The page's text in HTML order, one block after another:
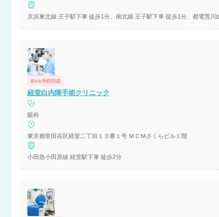
京浜東北線 王子駅下車 徒歩1分、南北線 王子駅下車 徒歩1分、都電荒川
Web予約対応
経堂白内障手術クリニック
眼科
東京都世田谷区経堂二丁目１３番１号 ＭＣＭさくらビル１階
小田急小田原線 経堂駅下車 徒歩2分